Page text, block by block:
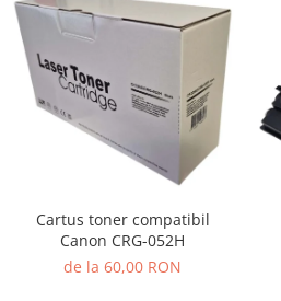
Cartus toner compatibil
Canon CRG-052H
de la 60,00 RON